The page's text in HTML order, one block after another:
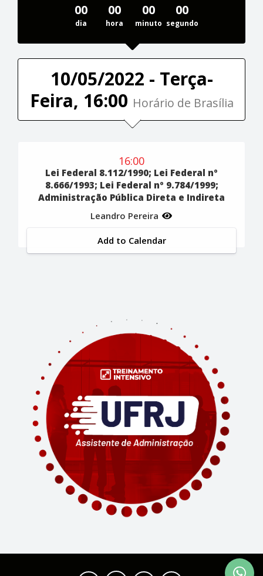
00
dia
00
hora
00
minuto
00
segundo
10/05/2022 - Terça-
Feira, 16:00 Horário de Brasília
16:00
Lei Federal 8.112/1990; Lei Federal nº
8.666/1993; Lei Federal nº 9.784/1999;
Administração Pública Direta e Indireta
Leandro Pereira
Add to Calendar